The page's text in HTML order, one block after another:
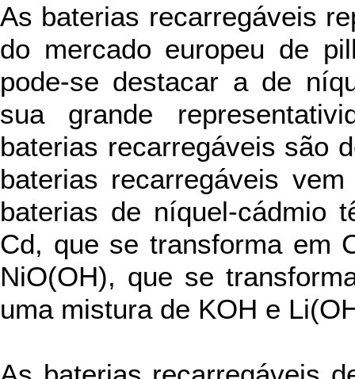
As baterias recarregáveis
do mercado europeu de
pode-se destacar a de
sua grande
baterias recarregáveis são
baterias recarregáveis
baterias de níquel-cádmio
Cd, que se transforma em
NiO(OH), que se
uma mistura de KOH e